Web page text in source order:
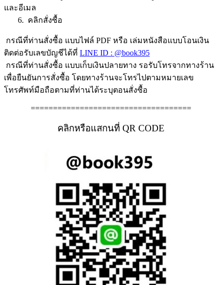
และอีเมล
6. คลิกสั่งซื้อ
กรณีที่ท่านสั่งซื้อ แบบไฟล์ PDF หรือ เล่มหนังสือแบบโอนเงิน
ติดต่อรับเลขบัญชีได้ที่ LINE ID : @book395
กรณีที่ท่านสั่งซื้อ แบบเก็บเงินปลายทาง รอรับโทรจากทางร้าน
เพื่อยืนยันการสั่งซื้อ โดยทางร้านจะโทรไปตามหมายเลข
โทรศัพท์มือถือตามที่ท่านได้ระบุตอนสั่งซื้อ
====================================
คลิกหรือแสกนที่ QR CODE